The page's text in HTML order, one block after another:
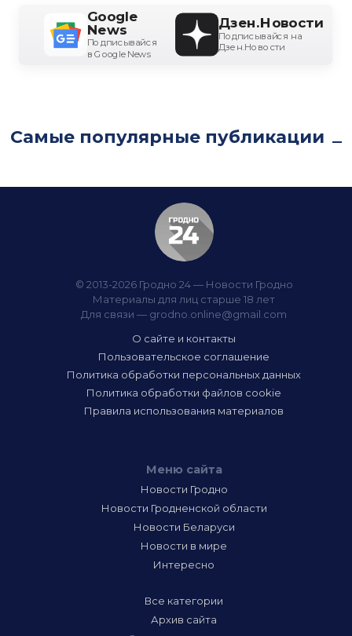
Google
News
Подписывайся
в Google News
Дзен.Новости
Подписывайся на
Дзен.Новости
Самые популярные публикации
© 2013-2026 Гродно 24 — Новости Гродно
Материалы для лиц старше 18 лет
Для связи — grodno.online@gmail.com
О сайте и контакты
Пользовательское соглашение
Политика обработки персональных данных
Политика обработки файлов cookie
Правила использования материалов
Меню сайта
Новости Гродно
Новости Гродненской области
Новости Беларуси
Новости в мире
Интересно
Все категории
Архив сайта